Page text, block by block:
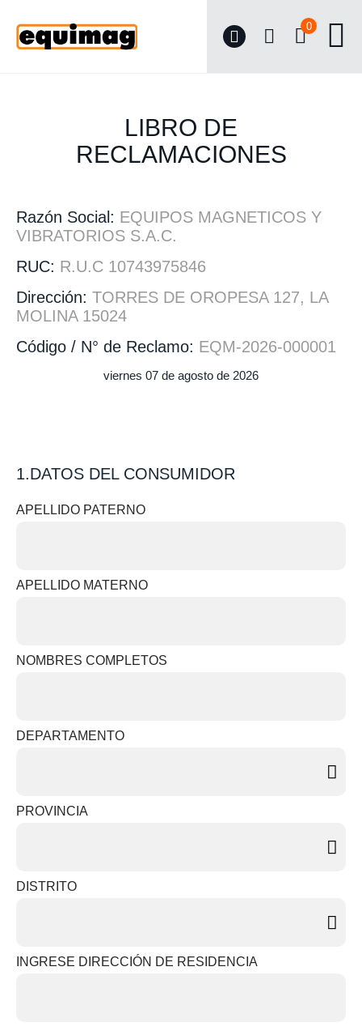
0
LIBRO DE
RECLAMACIONES
Razón Social: EQUIPOS MAGNETICOS Y
VIBRATORIOS S.A.C.
RUC: R.U.C 10743975846
Dirección: TORRES DE OROPESA 127, LA
MOLINA 15024
Código / N° de Reclamo: EQM-2026-000001
viernes 07 de agosto de 2026
1.DATOS DEL CONSUMIDOR
APELLIDO PATERNO
APELLIDO MATERNO
NOMBRES COMPLETOS
DEPARTAMENTO
PROVINCIA
DISTRITO
INGRESE DIRECCIÓN DE RESIDENCIA